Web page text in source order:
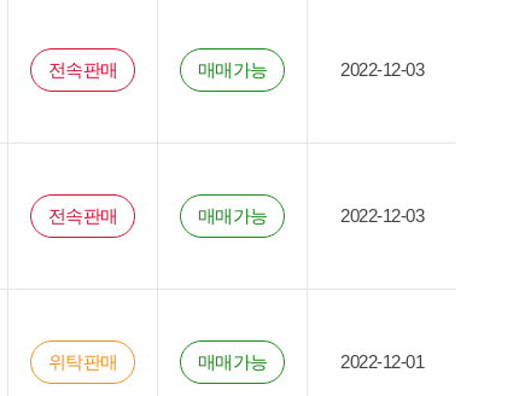
전속판매 매매가능 2022-12-03
전속판매 매매가능 2022-12-03
위탁판매 매매가능 2022-12-01